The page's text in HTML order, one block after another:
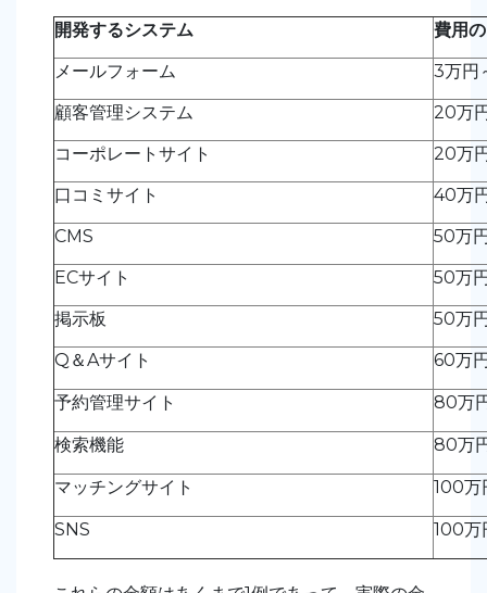
開発するシステム
費用
メールフォーム
3万円
顧客管理システム
20万
コーポレートサイト
20万
口コミサイト
40万
CMS
50万
ECサイト
50万
掲示板
50万
Q＆Aサイト
60万
予約管理サイト 80万
検索機能 80万
マッチングサイト 100万
SNS 100万